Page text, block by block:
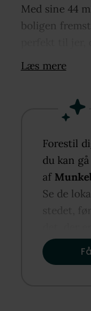
Med sine 44
boligen
vandet.
udtryk med
lysindfald
skaber en
på. De store
giver et
Hjertet i
Køkkenet er
byder på
Læs mere
Forestil
du kan
af
Se de
stedet,